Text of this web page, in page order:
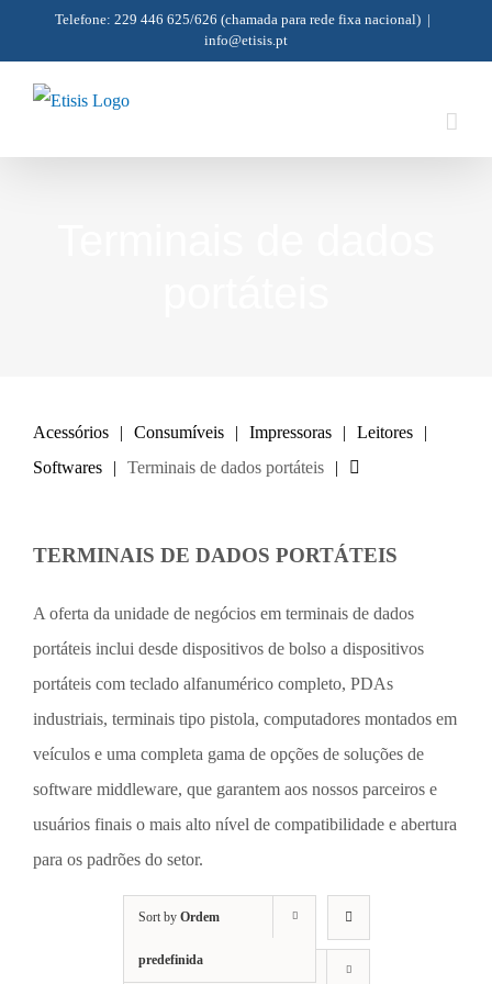
content
Telefone: 229 446 625/626 (chamada para rede fixa nacional) |
info@etisis.pt
Acessórios Consumíveis Impressoras
Leitores
Softwares
Terminais de dados portáteis
TERMINAIS DE DADOS PORTÁTEIS
A oferta da unidade de negócios em terminais de dados
portáteis inclui desde dispositivos de bolso a dispositivos
portáteis com teclado alfanumérico completo, PDAs
industriais, terminais tipo pistola, computadores montados em
veículos e uma completa gama de opções de soluções de
software middleware, que garantem aos nossos parceiros e
usuários finais o mais alto nível de compatibilidade e abertura
para os padrões do setor.
Sort by Ordem
predefinida
Show